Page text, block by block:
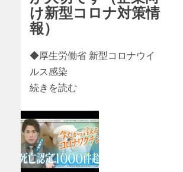
け新型コロナ対策情
報）
◆厚生労働省 新型コロナウイ
ルス感染
続きを読む